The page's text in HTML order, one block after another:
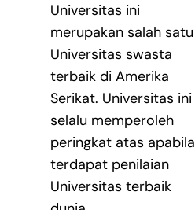
Universitas ini
merupakan salah satu
Universitas swasta
terbaik di Amerika
Serikat. Universitas ini
selalu memperoleh
peringkat atas apabila
terdapat penilaian
Universitas terbaik